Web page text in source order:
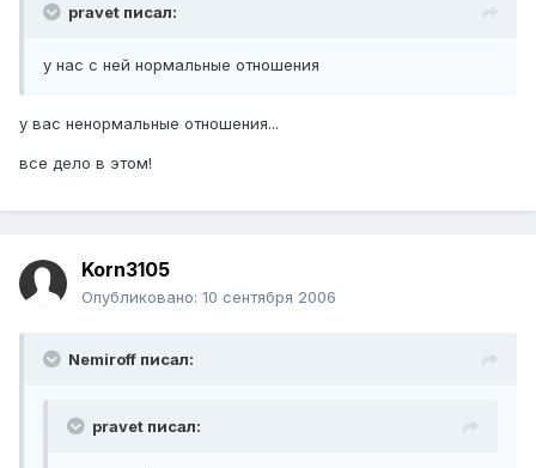
pravet писал:
у нас с ней нормальные отношения
у вас ненормальные отношения...
все дело в этом!
Korn3105
Опубликовано: 10 сентября 2006
Nemiroff писал:
pravet писал: